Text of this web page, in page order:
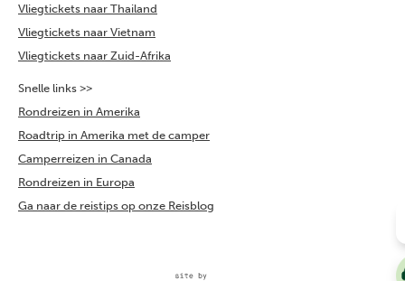
Vliegtickets naar Thailand
Vliegtickets naar Vietnam
Vliegtickets naar Zuid-Afrika
Snelle links >>
Rondreizen in Amerika
Roadtrip in Amerika met de camper
Camperreizen in Canada
Rondreizen in Europa
Ga naar de reistips op onze Reisblog